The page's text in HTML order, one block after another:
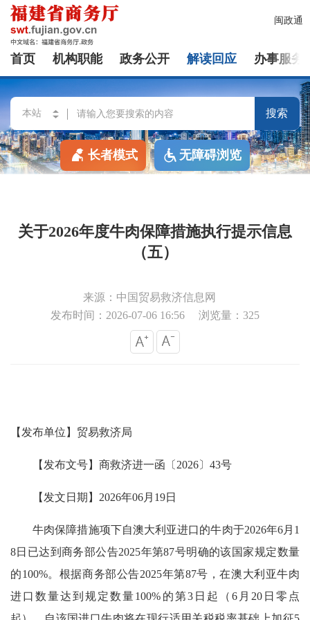
闽政通
首页 机构职能 政务公开 解读回应 办事服务
搜索
长者模式 无障碍浏览
关于2026年度牛肉保障措施执行提示信息
（五）
来源：中国贸易救济信息网
发布时间：2026-07-06 16:56
浏览量：325
【发布单位】贸易救济局
【发布文号】商救济进一函〔2026〕43号
【发文日期】2026年06月19日
牛肉保障措施项下自澳大利亚进口的牛肉于2026年6月1
8日已达到商务部公告2025年第87号明确的该国家规定数量
的100%。根据商务部公告2025年第87号，在澳大利亚牛肉
进口数量达到规定数量100%的第3日起（6月20日零点